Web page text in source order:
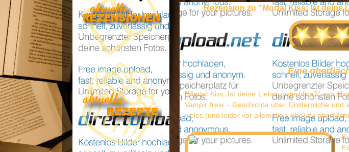
Rezension zu "Mortal Kiss: Ist deine
Eine
"Mortal Kiss: Ist deine Liebe unsterblich?" von
Vampir freie - Geschichte über Unsterbliche
vieles (und leider vor allem die Liebe) zu